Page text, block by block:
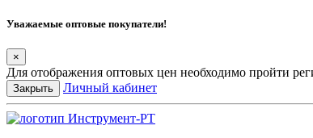
Уважаемые оптовые покупатели!
×
Для отображения оптовых цен необходимо пройти
Закрыть Личный кабинет